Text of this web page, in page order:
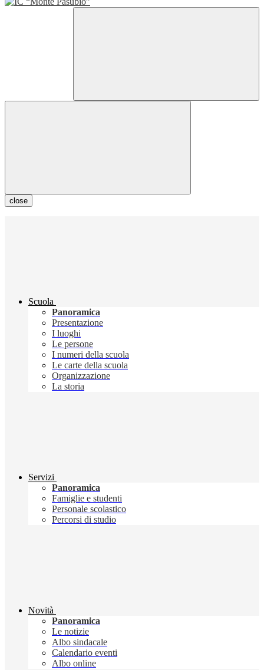
close
Scuola
Panoramica
Presentazione
I luoghi
Le persone
I numeri della scuola
Le carte della scuola
Organizzazione
La storia
Servizi
Panoramica
Famiglie e studenti
Personale scolastico
Percorsi di studio
Novità
Panoramica
Le notizie
Albo sindacale
Calendario eventi
Albo online